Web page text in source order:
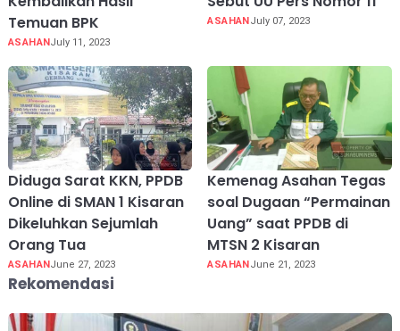
Temuan BPK
ASAHAN July 11, 2023
ASAHAN July 07, 2023
Diduga Sarat KKN, PPDB
Online di SMAN 1 Kisaran
Dikeluhkan Sejumlah
Orang Tua
ASAHANJune 27, 2023
Kemenag Asahan Tegas
soal Dugaan “Permainan
Uang” saat PPDB di
MTSN 2 Kisaran
ASAHANJune 21, 2023
Rekomendasi